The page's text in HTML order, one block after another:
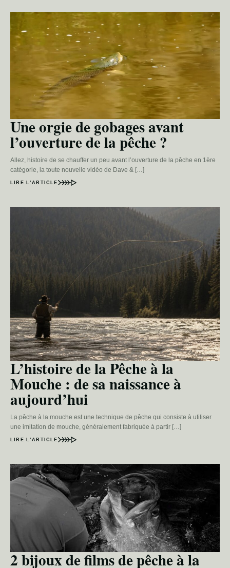
Une orgie de gobages avant
l’ouverture de la pêche ?
Allez, histoire de se chauffer un peu avant l’ouverture de la pêche en 1ère
catégorie, la toute nouvelle vidéo de Dave & […]
LIRE L’ARTICLE
L’histoire de la Pêche à la
Mouche : de sa naissance à
aujourd’hui
La pêche à la mouche est une technique de pêche qui consiste à utiliser
une imitation de mouche, généralement fabriquée à partir […]
LIRE L’ARTICLE
2 bijoux de films de pêche à la